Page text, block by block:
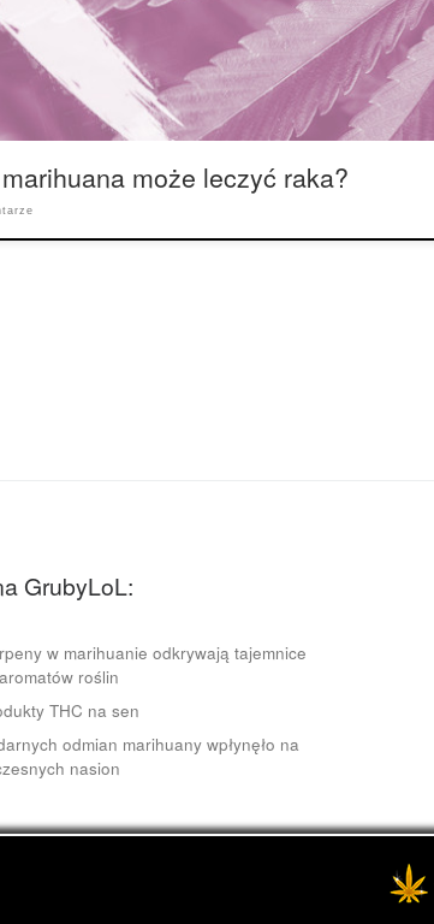
może leczyć raka?
GrubyLoL:
w marihuanie odkrywają tajemnice
roślin
THC na sen
odmian marihuany wpłynęło na
nasion
-